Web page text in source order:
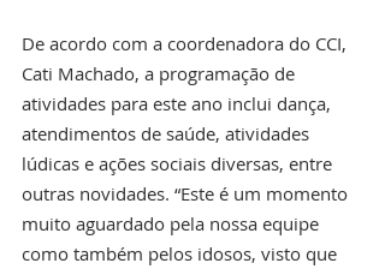
De acordo com a coordenadora do CCI,
Cati Machado, a programação de
atividades para este ano inclui dança,
atendimentos de saúde, atividades
lúdicas e ações sociais diversas, entre
outras novidades. “Este é um momento
muito aguardado pela nossa equipe
como também pelos idosos, visto que